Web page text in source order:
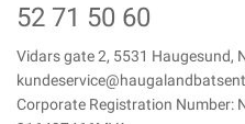
52 71 50 60
Vidars gate 2, 5531 Haugesund,
Corporate Registration Number: